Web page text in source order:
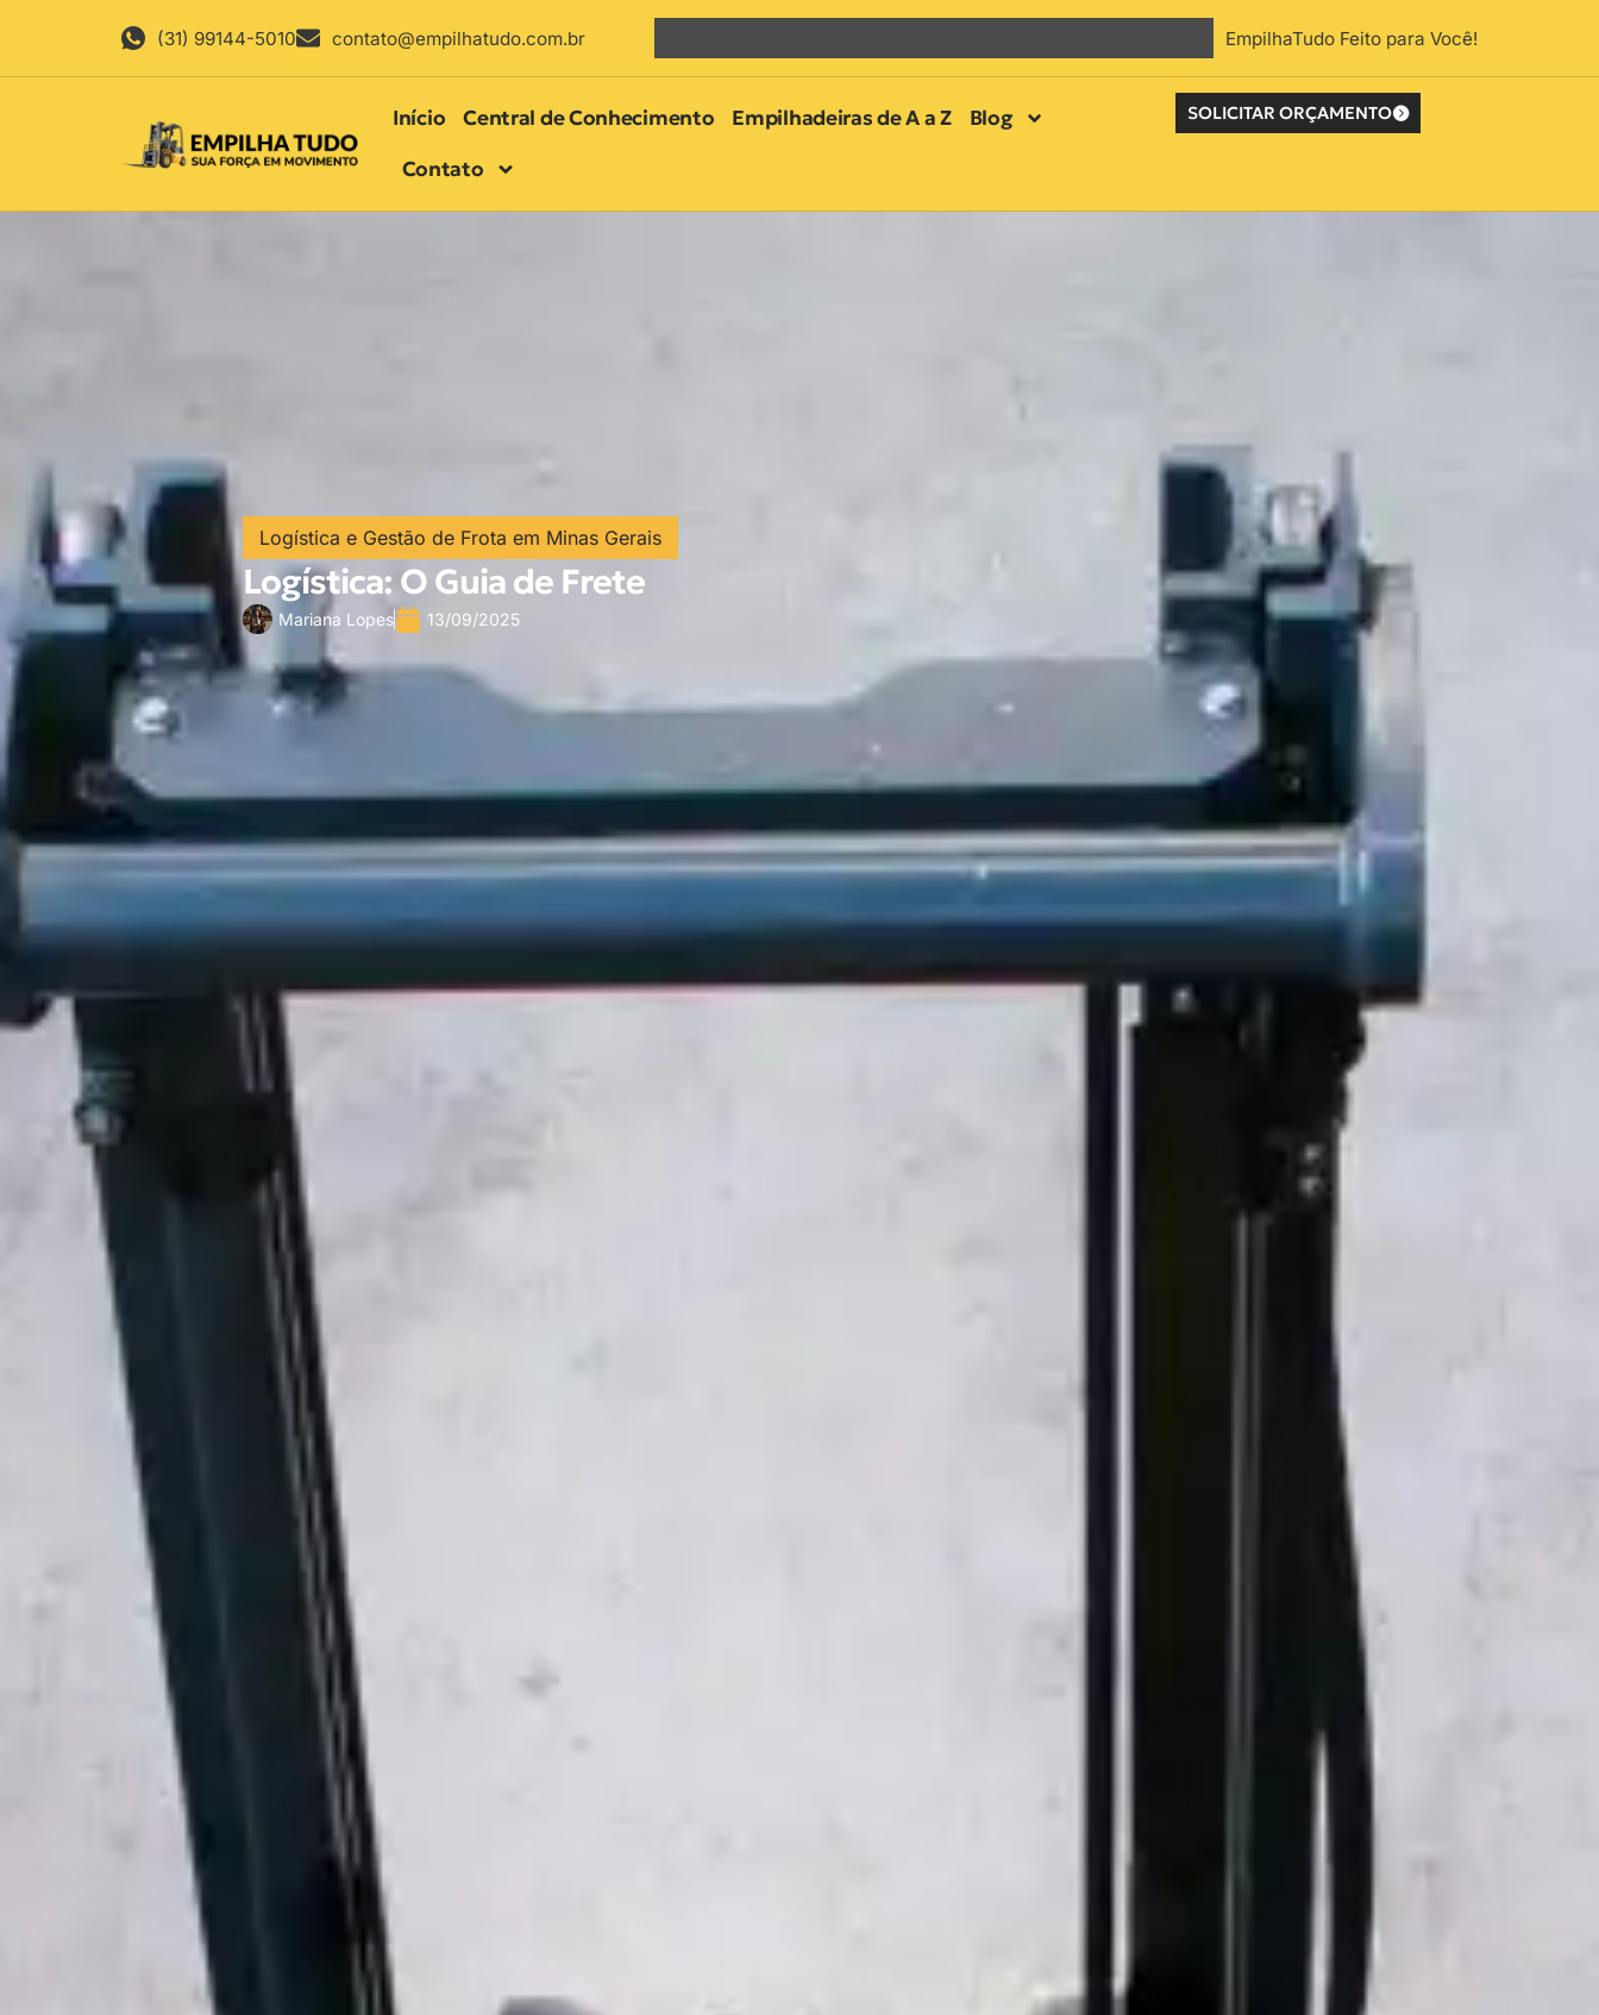
(31) 99144-5010 contato@empilhatudo.com.br EmpilhaTudo Feito para Você!
Início Central de Conhecimento Empilhadeiras de A a Z
Blog
Contato
SOLICITAR ORÇAMENTO
Logística e Gestão de Frota em Minas Gerais
Logística: O Guia de Frete
Mariana Lopes 13/09/2025